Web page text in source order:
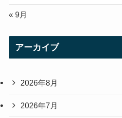
« 9月
アーカイブ
2026年8月
2026年7月